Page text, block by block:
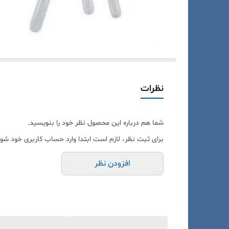
نظرات
شما هم درباره این محصول نظر خود را بنویسید.
برای ثبت نظر، لازم است ابتدا وارد حساب کاربری خود
افزودن نظر